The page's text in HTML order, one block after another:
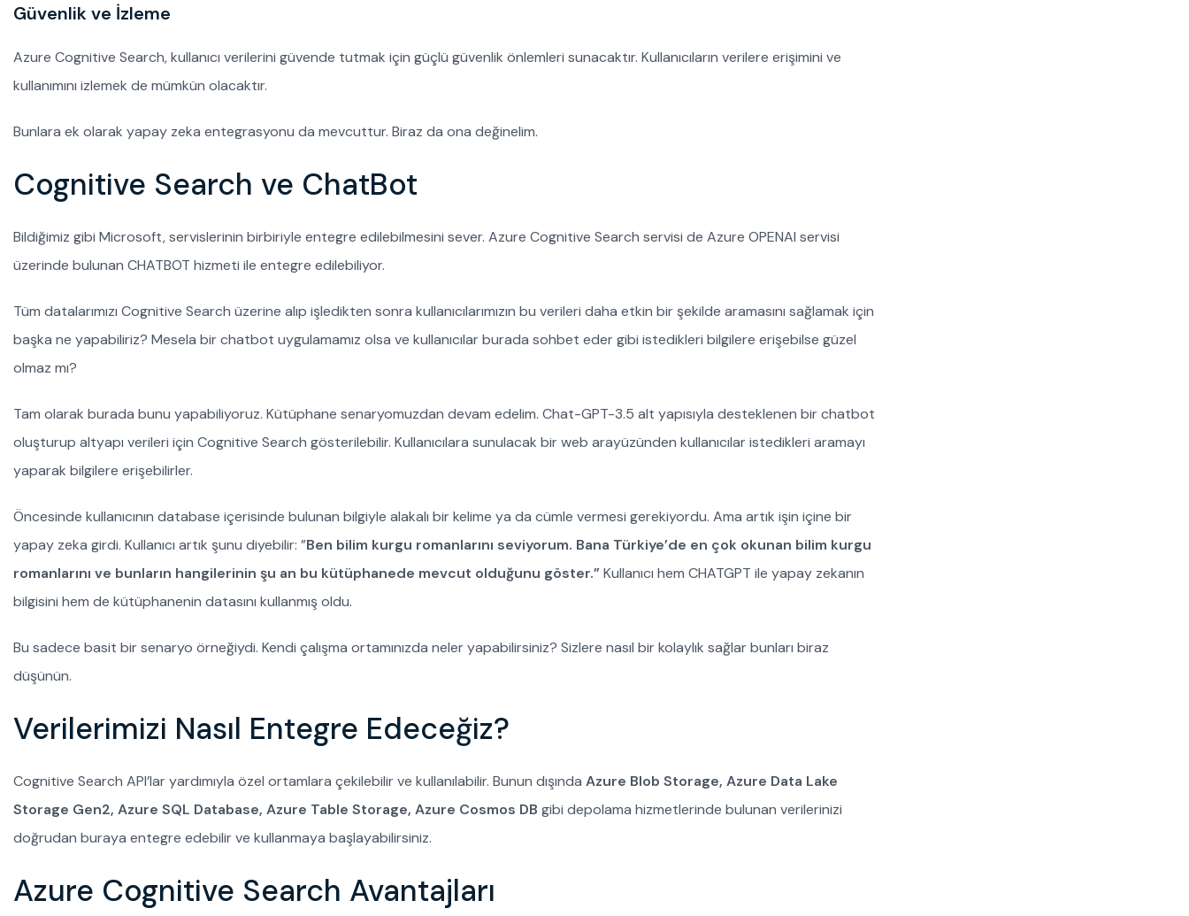
Güvenlik ve İzleme
Azure Cognitive Search, kullanıcı verilerini güvende tutmak için güçlü güvenlik önlemleri sunacaktır. Kullanıcıların verilere erişimini ve
kullanımını izlemek de mümkün olacaktır.
Bunlara ek olarak yapay zeka entegrasyonu da mevcuttur. Biraz da ona değinelim.
Cognitive Search ve ChatBot
Bildiğimiz gibi Microsoft, servislerinin birbiriyle entegre edilebilmesini sever. Azure Cognitive Search servisi de Azure OPENAI servisi
üzerinde bulunan CHATBOT hizmeti ile entegre edilebiliyor.
Tüm datalarımızı Cognitive Search üzerine alıp işledikten sonra kullanıcılarımızın bu verileri daha etkin bir şekilde aramasını sağlamak için
başka ne yapabiliriz? Mesela bir chatbot uygulamamız olsa ve kullanıcılar burada sohbet eder gibi istedikleri bilgilere erişebilse güzel
olmaz mı?
Tam olarak burada bunu yapabiliyoruz. Kütüphane senaryomuzdan devam edelim. Chat-GPT-3.5 alt yapısıyla desteklenen bir chatbot
oluşturup altyapı verileri için Cognitive Search gösterilebilir. Kullanıcılara sunulacak bir web arayüzünden kullanıcılar istedikleri aramayı
yaparak bilgilere erişebilirler.
Öncesinde kullanıcının database içerisinde bulunan bilgiyle alakalı bir kelime ya da cümle vermesi gerekiyordu. Ama artık işin içine bir
yapay zeka girdi. Kullanıcı artık şunu diyebilir: ”Ben bilim kurgu romanlarını seviyorum. Bana Türkiye’de en çok okunan bilim kurgu
romanlarını ve bunların hangilerinin şu an bu kütüphanede mevcut olduğunu göster.”Kullanıcı hem CHATGPT ile yapay zekanın
bilgisini hem de kütüphanenin datasını kullanmış oldu.
Bu sadece basit bir senaryo örneğiydi. Kendi çalışma ortamınızda neler yapabilirsiniz? Sizlere nasıl bir kolaylık sağlar bunları biraz
düşünün.
Verilerimizi Nasıl Entegre Edeceğiz?
Cognitive Search API’lar yardımıyla özel ortamlara çekilebilir ve kullanılabilir. Bunun dışında Azure Blob Storage, Azure Data Lake
Storage Gen2, Azure SQL Database, Azure Table Storage, Azure Cosmos DB gibi depolama hizmetlerinde bulunan verilerinizi
doğrudan buraya entegre edebilir ve kullanmaya başlayabilirsiniz.
Azure Cognitive Search Avantajları